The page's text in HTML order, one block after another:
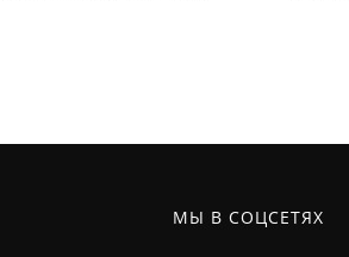
МЫ В СОЦСЕТЯХ